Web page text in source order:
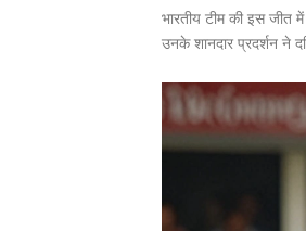
भारतीय टीम की इस जीत
उनके शानदार प्रदर्शन ने